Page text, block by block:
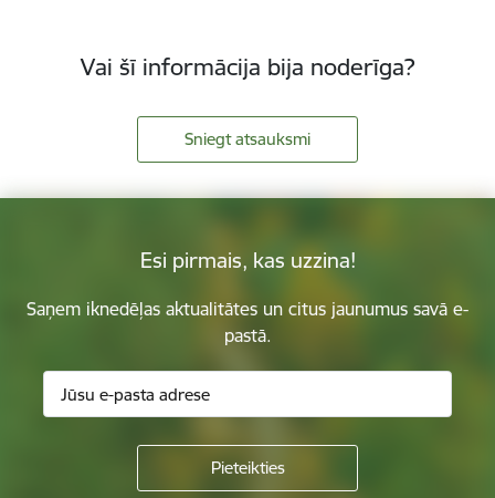
Vai šī informācija bija noderīga?
Sniegt atsauksmi
Esi pirmais, kas uzzina!
Saņem iknedēļas aktualitātes un citus jaunumus savā e-
pastā.